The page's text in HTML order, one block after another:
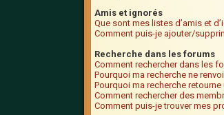
Amis et ignorés
Que sont mes listes d’amis et
Comment puis-je ajouter/
Recherche dans les forums
Comment rechercher dans les
Pourquoi ma recherche ne
Pourquoi ma recherche
Comment rechercher des
Comment puis-je trouver mes